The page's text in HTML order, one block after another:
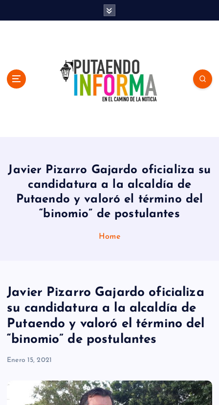
Javier Pizarro Gajardo oficializa su
candidatura a la alcaldía de
Putaendo y valoró el término del
“binomio” de postulantes
Home
Javier Pizarro Gajardo oficializa
su candidatura a la alcaldía de
Putaendo y valoró el término del
“binomio” de postulantes
Enero 15, 2021